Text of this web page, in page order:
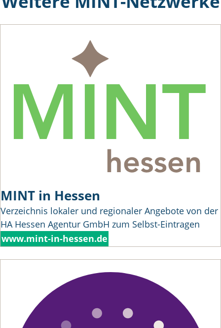
MINT in Hessen
Verzeichnis lokaler und regionaler Angebote von der
HA Hessen Agentur GmbH zum Selbst-Eintragen
www.mint-in-hessen.de